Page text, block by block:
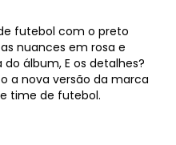
futebol com o preto
nuances em rosa e
álbum, E os detalhes?
a nova versão da marca
time de futebol.